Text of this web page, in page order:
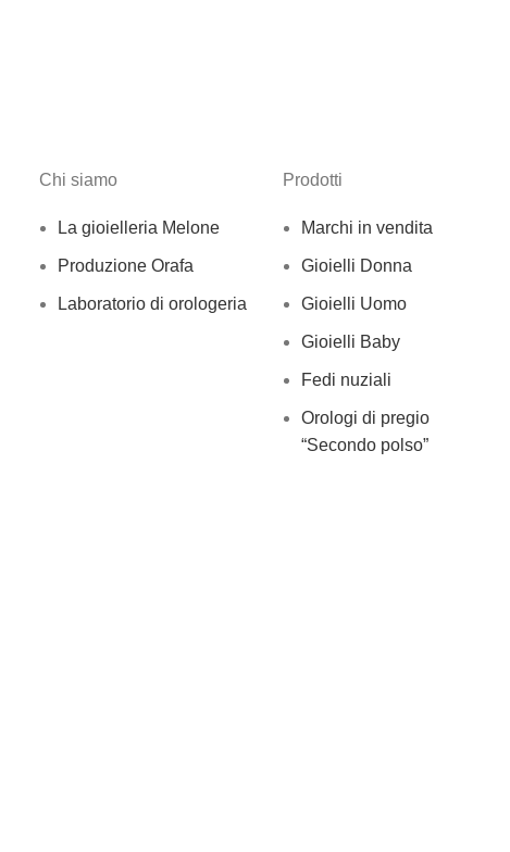
Chi siamo
La gioielleria Melone
Produzione Orafa
Laboratorio di orologeria
Prodotti
Marchi in vendita
Gioielli Donna
Gioielli Uomo
Gioielli Baby
Fedi nuziali
Orologi di pregio
“Secondo polso”